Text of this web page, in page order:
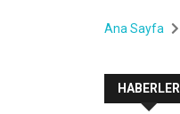
Ana Sayfa
HABERLER